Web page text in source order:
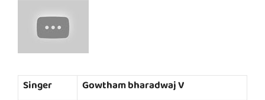
Singer
Gowtham bharadwaj V